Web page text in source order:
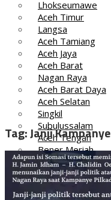
Lhokseumawe
Aceh Timur
Langsa
Aceh Tamiang
Aceh Jaya
Aceh Barat
Nagan Raya
Aceh Barat Daya
Aceh Selatan
Singkil
Subulussalam
Aceh Tengah
Bener Meriah
Gayo Lues
Aceh Tenggara
Simeulue
Tag:Janji Kampanye